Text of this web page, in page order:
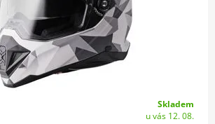
Skladem
u vás 12. 08.